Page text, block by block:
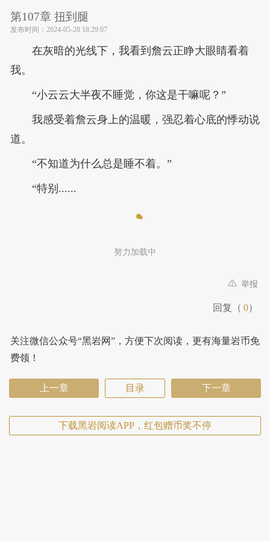
第107章 扭到腿
发布时间： 2024-05-28 18:29:07
在灰暗的光线下，我看到詹云正睁大眼睛看着
我。
“小云云大半夜不睡觉，你这是干嘛呢？”
我感受着詹云身上的温暖，强忍着心底的悸动说
道。
“不知道为什么总是睡不着。”
“特别......
努力加载中
举报
回复（ 0）
关注微信公众号“黑岩网”，方便下次阅读，更有海量岩币免
费领！
上一章 目录 下一章
下载黑岩阅读APP，红包赠币奖不停